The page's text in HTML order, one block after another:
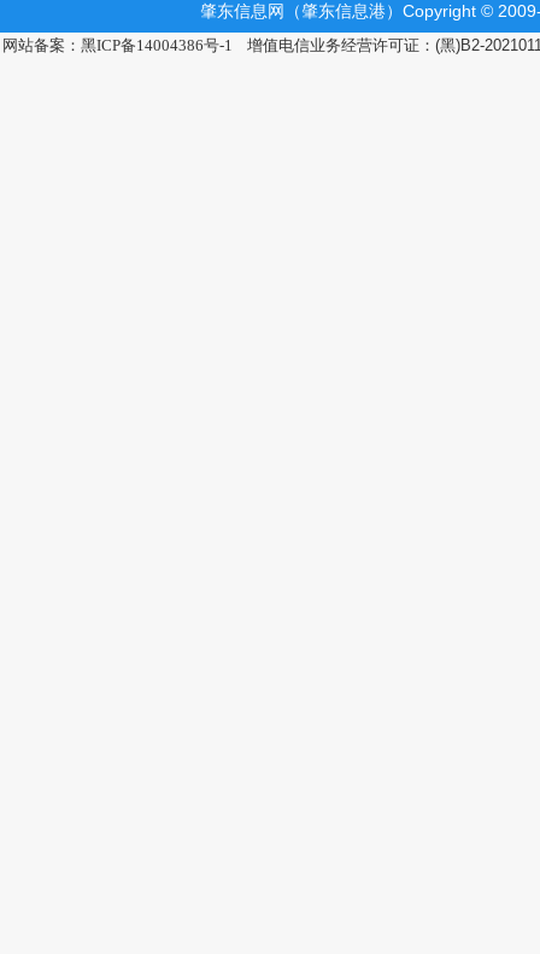
肇东信息网（肇东信息港）Copyright ©
网站备案：黑ICP备14004386号-1 增值电信业务经营许可证：(黑)B2-